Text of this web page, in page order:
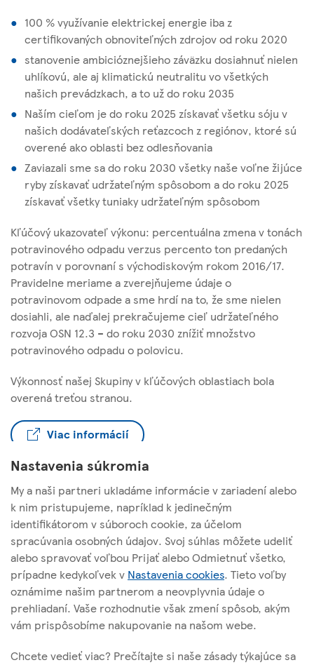
100 % využívanie elektrickej energie iba z
certifikovaných obnoviteľných zdrojov od roku 2020
stanovenie ambicióznejšieho záväzku dosiahnuť nielen
uhlíkovú, ale aj klimatickú neutralitu vo všetkých
našich prevádzkach, a to už do roku 2035
Naším cieľom je do roku 2025 získavať všetku sóju v
našich dodávateľských reťazcoch z regiónov, ktoré sú
overené ako oblasti bez odlesňovania
Zaviazali sme sa do roku 2030 všetky naše voľne žijúce
ryby získavať udržateľným spôsobom a do roku 2025
získavať všetky tuniaky udržateľným spôsobom
Kľúčový ukazovateľ výkonu: percentuálna zmena v tonách
potravinového odpadu verzus percento ton predaných
potravín v porovnaní s východiskovým rokom 2016/17.
Pravidelne meriame a zverejňujeme údaje o
potravinovom odpade a sme hrdí na to, že sme nielen
dosiahli, ale naďalej prekračujeme cieľ udržateľného
rozvoja OSN 12.3 – do roku 2030 znížiť množstvo
potravinového odpadu o polovicu.
Výkonnosť našej Skupiny v kľúčových oblastiach bola
overená treťou stranou.
Viac informácií
TESCO STORES SR, a. s.
Cesta na Senec 2
821 04 Bratislava
Nastavenia súkromia
My a naši partneri ukladáme informácie v zariadení alebo
k nim pristupujeme, napríklad k jedinečným
identifikátorom v súboroch cookie, za účelom
spracúvania osobných údajov. Svoj súhlas môžete udeliť
alebo spravovať voľbou Prijať alebo Odmietnuť všetko,
prípadne kedykoľvek v Nastavenia cookies. Tieto voľby
oznámime našim partnerom a neovplyvnia údaje o
prehliadaní. Vaše rozhodnutie však zmení spôsob, akým
vám prispôsobíme nakupovanie na našom webe.
Chcete vedieť viac? Prečítajte si naše zásady týkajúce sa